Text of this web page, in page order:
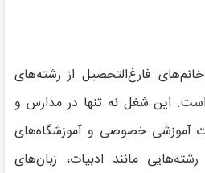
فارغ‌التحصیل از رشته‌های
این شغل نه تنها در مدارس و
آموزشی خصوصی و آموزشگاه‌های
مانند ادبیات، زبان‌های